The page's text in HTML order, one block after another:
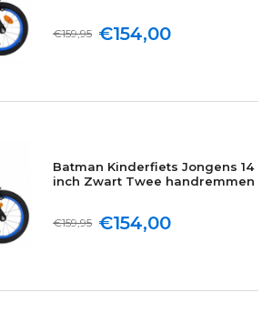
€154,00
€159,95
Batman Kinderfiets Jongens 14
inch Zwart Twee handremmen
€154,00
€159,95